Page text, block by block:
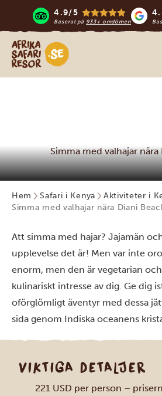
4.9/5
Baserat på 933+ omdömen
Safari-resor i Afrika
Simma med valhajar nära
Hem Safari i Kenya
Aktiviteter i
Simma med valhajar nära Diani
Att simma med hajar? Jajamän
upplevelse det är! Men var inte
enorm, men den är vegetarian
kulinariskt intresse av dig. Ge dig
oförglömligt äventyr med dessa
sida genom Indiska oceanens
VIKTIGA DETALJER
221 USD per person –